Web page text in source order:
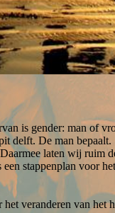
is gender: man of
delft. De man
laten wij ruim
een stappenplan voor
veranderen van het